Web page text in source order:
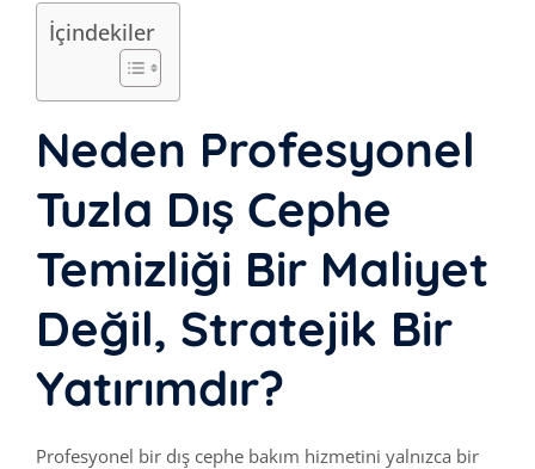
İçindekiler
Neden Profesyonel
Tuzla Dış Cephe
Temizliği Bir Maliyet
Değil, Stratejik Bir
Yatırımdır?
Profesyonel bir dış cephe bakım hizmetini yalnızca bir